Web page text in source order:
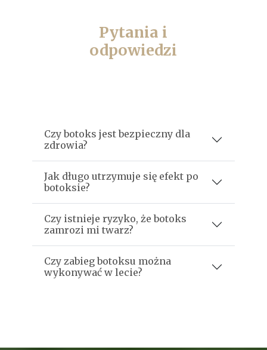
Pytania i
odpowiedzi
Czy botoks jest bezpieczny dla
zdrowia?
Jak długo utrzymuje się efekt po
botoksie?
Czy istnieje ryzyko, że botoks
zamrozi mi twarz?
Czy zabieg botoksu można
wykonywać w lecie?